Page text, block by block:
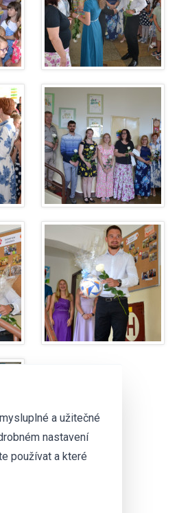
a užitečné
nastavení
používat a které